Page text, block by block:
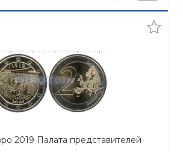
2019 Палата представителей